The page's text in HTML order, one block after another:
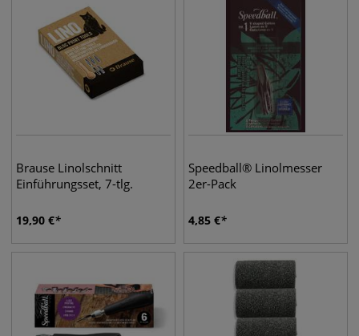
Brause Linolschnitt
Einführungsset, 7-tlg.
19,90 €
Speedball® Linolmesser
2er-Pack
4,85 €